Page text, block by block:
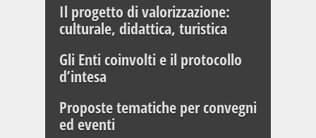
Il progetto di valorizzazione:
culturale, didattica, turistica
Gli Enti coinvolti e il protocollo
d’intesa
Proposte tematiche per convegni
ed eventi